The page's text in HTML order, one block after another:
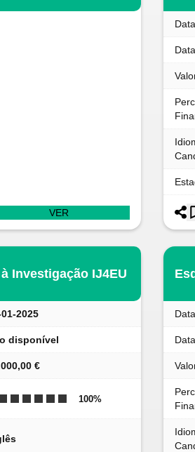
VER
Investigação IJ4EU
2025
disponível
€
100%